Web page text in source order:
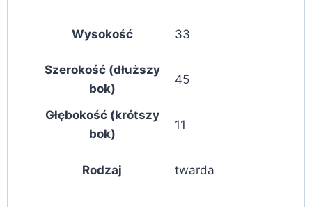
Wysokość 33
Szerokość (dłuższy
bok)
45
Głębokość (krótszy
bok)
11
Rodzaj twarda